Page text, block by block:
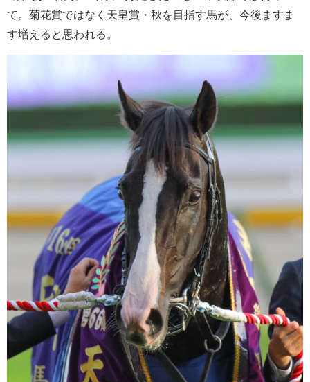
て。菊花賞ではなく天皇賞・秋を目指す馬が、今後ますま
す増えると思われる。